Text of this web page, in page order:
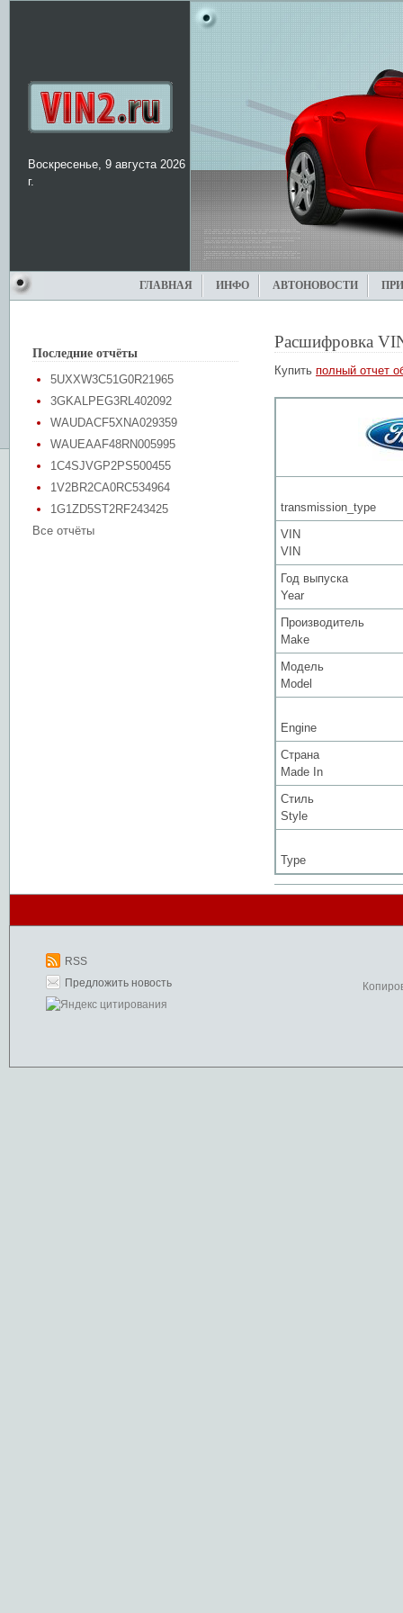
Воскресенье, 9 августа 2026
г.
ГЛАВНАЯ ИНФО АВТОНОВОСТИ
Последние отчёты
5UXXW3C51G0R21965
3GKALPEG3RL402092
WAUDACF5XNA029359
WAUEAAF48RN005995
1C4SJVGP2PS500455
1V2BR2CA0RC534964
1G1ZD5ST2RF243425
Все отчёты
Расшифровка
Купить полный отчет
transmission_type
VIN
VIN
Год выпуска
Year
Производитель
Make
Модель
Model
Engine
Страна
Made In
Стиль
Style
Type
RSS
Предложить новость